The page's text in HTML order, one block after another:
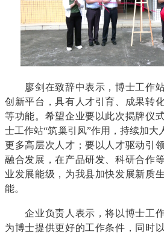
廖剑在致辞中表示，博士工作站
创新平台，具有人才引育、成果转
等功能。希望企业要以此次揭牌仪
士工作站“筑巢引凤”作用，持续加大
更多高层次人才；要以人才驱动引
融合发展，在产品研发、科研合作
业发展能级，为我县加快发展新质
能。
企业负责人表示，将以博士工作
为博士提供更好的工作条件，同时